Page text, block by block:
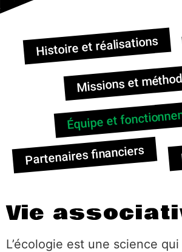
Histoire et réalisations
Missions et
Équipe et
Partenaires financiers
Vie
L’écologie est une science qui